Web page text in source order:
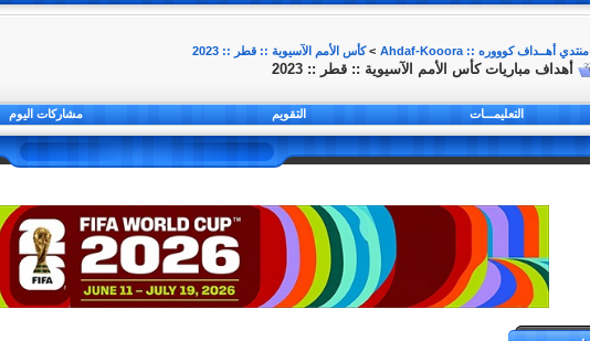
منتدي أهــداف كوووره :: Ahdaf-Kooora >كأس الأمم الآسيوية :: قطر :: 2023
أهداف مباريات كأس الأمم الآسيوية :: قطر :: 2023
التعليمـــات التقويم مشاركات اليوم